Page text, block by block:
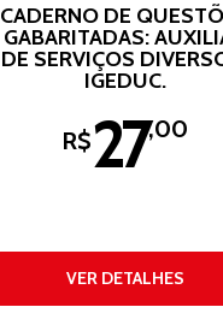
CADERNO DE
GABARITADAS:
DE SERVIÇOS
IGEDUC.
R$27,00
VER DETALHES